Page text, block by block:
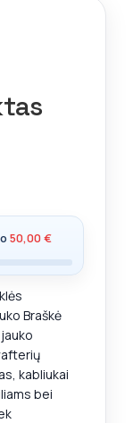
50,00€
Braškė
kabliukai
bei